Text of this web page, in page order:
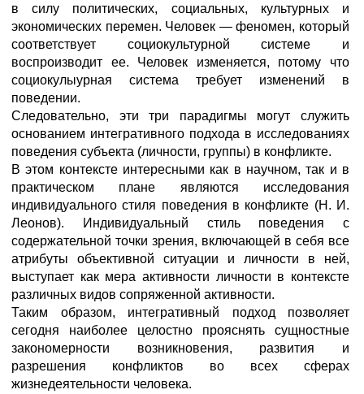
в силу политических, социальных, культурных и
экономических перемен. Человек — феномен, который
соответствует социокультурной системе и
воспроизводит ее. Человек изменяется, потому что
социокулыурная система требует изменений в
поведении.
Следовательно, эти три парадигмы могут служить
основанием интегративного подхода в исследованиях
поведения субъекта (личности, группы) в конфликте.
В этом контексте интересными как в научном, так и в
практическом плане являются исследования
индивидуального стиля поведения в конфликте (Н. И.
Леонов). Индивидуальный стиль поведения с
содержательной точки зрения, включающей в себя все
атрибуты объективной ситуации и личности в ней,
выступает как мера активности личности в контексте
различных видов сопряженной активности.
Таким образом, интегративный подход позволяет
сегодня наиболее целостно прояснять сущностные
закономерности возникновения, развития и
разрешения конфликтов во всех сферах
жизнедеятельности человека.